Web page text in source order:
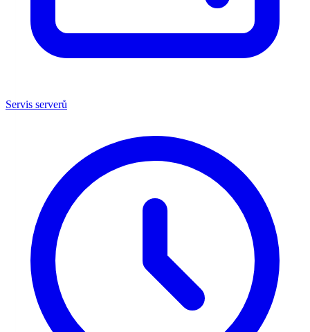
Servis serverů